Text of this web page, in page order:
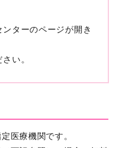
ターのページが開き
い。
医療機関です。